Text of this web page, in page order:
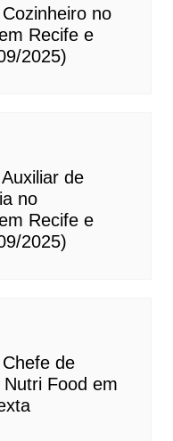
no
Recife e
2025)
de
no
Recife e
2025)
de
Food em